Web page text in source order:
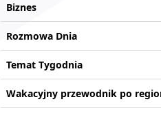
Biznes
Rozmowa Dnia
Temat Tygodnia
Wakacyjny przewodnik po